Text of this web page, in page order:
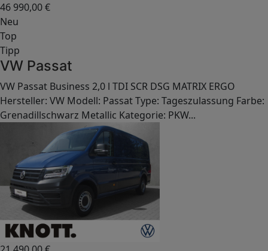
46 990,00€
Neu
Top
Tipp
VW Passat
VW Passat Business 2,0 l TDI SCR DSG MATRIX ERGO
Hersteller: VW Modell: Passat Type: Tageszulassung Farbe:
Grenadillschwarz Metallic Kategorie: PKW...